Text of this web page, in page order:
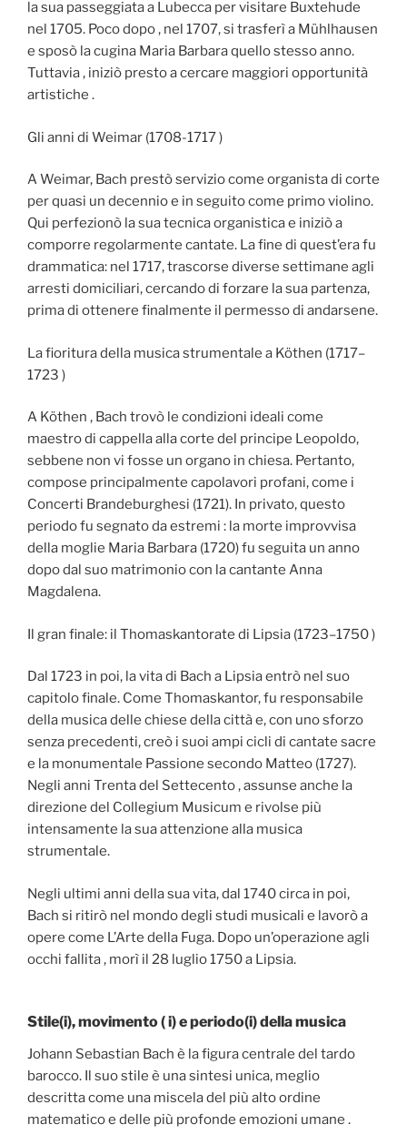
la sua passeggiata a Lubecca per visitare Buxtehude
nel 1705. Poco dopo , nel 1707, si trasferì a Mühlhausen
e sposò la cugina Maria Barbara quello stesso anno.
Tuttavia , iniziò presto a cercare maggiori opportunità
artistiche .
Gli anni di Weimar (1708-1717 )
A Weimar, Bach prestò servizio come organista di corte
per quasi un decennio e in seguito come primo violino.
Qui perfezionò la sua tecnica organistica e iniziò a
comporre regolarmente cantate. La fine di quest’era fu
drammatica: nel 1717, trascorse diverse settimane agli
arresti domiciliari, cercando di forzare la sua partenza,
prima di ottenere finalmente il permesso di andarsene.
La fioritura della musica strumentale a Köthen (1717–
1723 )
A Köthen , Bach trovò le condizioni ideali come
maestro di cappella alla corte del principe Leopoldo,
sebbene non vi fosse un organo in chiesa. Pertanto,
compose principalmente capolavori profani, come i
Concerti Brandeburghesi (1721). In privato, questo
periodo fu segnato da estremi : la morte improvvisa
della moglie Maria Barbara (1720) fu seguita un anno
dopo dal suo matrimonio con la cantante Anna
Magdalena.
Il gran finale: il Thomaskantorate di Lipsia (1723–1750 )
Dal 1723 in poi, la vita di Bach a Lipsia entrò nel suo
capitolo finale. Come Thomaskantor, fu responsabile
della musica delle chiese della città e, con uno sforzo
senza precedenti, creò i suoi ampi cicli di cantate sacre
e la monumentale Passione secondo Matteo (1727).
Negli anni Trenta del Settecento , assunse anche la
direzione del Collegium Musicum e rivolse più
intensamente la sua attenzione alla musica
strumentale.
Negli ultimi anni della sua vita, dal 1740 circa in poi,
Bach si ritirò nel mondo degli studi musicali e lavorò a
opere come L’Arte della Fuga. Dopo un’operazione agli
occhi fallita , morì il 28 luglio 1750 a Lipsia.
Stile(i), movimento ( i) e periodo(i) della musica
Johann Sebastian Bach è la figura centrale del tardo
barocco. Il suo stile è una sintesi unica, meglio
descritta come una miscela del più alto ordine
matematico e delle più profonde emozioni umane .